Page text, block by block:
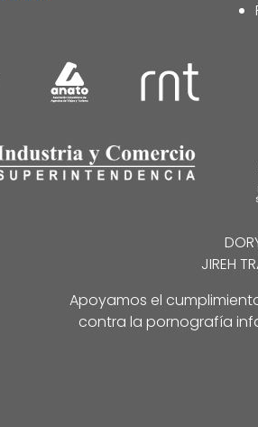
JIREH
Apoyamos el
contra la pornografía